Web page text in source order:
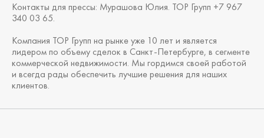
Контакты для прессы: Мурашова Юлия. ТОР Групп +7 967
340 03 65.
Компания ТОР Групп на рынке уже 10 лет и является
лидером по объему сделок в Санкт-Петербурге, в сегменте
коммерческой недвижимости. Мы гордимся своей работой
и всегда рады обеспечить лучшие решения для наших
клиентов.